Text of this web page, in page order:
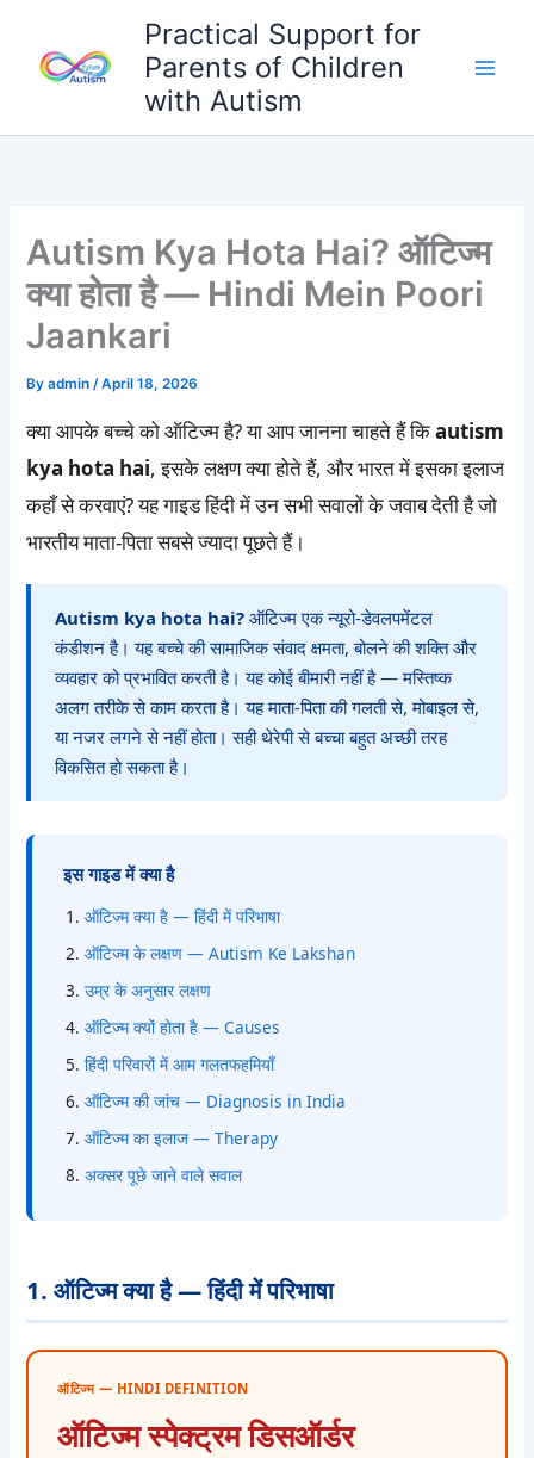
content
Practical Support for
Parents of Children
with Autism
Autism Kya Hota Hai? ऑटिज्म
क्या होता है — Hindi Mein Poori
Jaankari
Byadmin/April 18, 2026
क्या आपके बच्चे को ऑटिज्म है? या आप जानना चाहते हैं किautism
kya hota hai, इसके लक्षण क्या होते हैं, और भारत में इसका इलाज
कहाँ से करवाएं? यह गाइड हिंदी में उन सभी सवालों के जवाब देती है जो
भारतीय माता-पिता सबसे ज्यादा पूछते हैं।
Autism kya hota hai? ऑटिज्म एक न्यूरो-डेवलपमेंटल
कंडीशन है। यह बच्चे की सामाजिक संवाद क्षमता, बोलने की शक्ति और
व्यवहार को प्रभावित करती है। यह कोई बीमारी नहीं है — मस्तिष्क
अलग तरीके से काम करता है। यह माता-पिता की गलती से, मोबाइल से,
या नजर लगने से नहीं होता। सही थेरेपी से बच्चा बहुत अच्छी तरह
विकसित हो सकता है।
इस गाइड में क्या है
ऑटिज्म क्या है — हिंदी में परिभाषा
ऑटिज्म के लक्षण — Autism Ke Lakshan
उम्र के अनुसार लक्षण
ऑटिज्म क्यों होता है — Causes
हिंदी परिवारों में आम गलतफहमियाँ
ऑटिज्म की जांच — Diagnosis in India
ऑटिज्म का इलाज — Therapy
अक्सर पूछे जाने वाले सवाल
1. ऑटिज्म क्या है — हिंदी में परिभाषा
ऑटिज्म — HINDI DEFINITION
ऑटिज्म स्पेक्ट्रम डिसऑर्डर